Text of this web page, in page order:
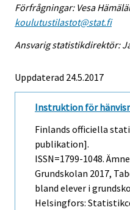
Förfrågningar: Vesa
koulutustilastot@stat.fi
Ansvarig statistikdirektör:
Uppdaterad 24.5.2017
Instruktion för
Finlands officiella
publikation].
ISSN=1799-1048.
Grundskolan 2017,
bland elever i
Helsingfors: